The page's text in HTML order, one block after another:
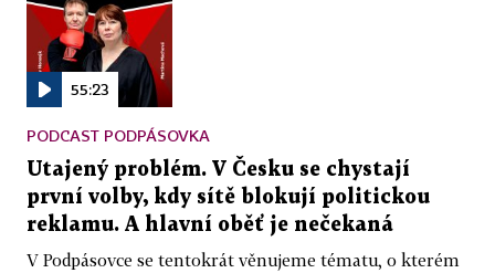
55:23
PODCAST PODPÁSOVKA
Utajený problém. V Česku se chystají
první volby, kdy sítě blokují politickou
reklamu. A hlavní oběť je nečekaná
V Podpásovce se tentokrát věnujeme tématu, o kterém